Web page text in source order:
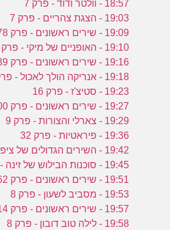
18:57 - וולטר ודוד - פרק 7
19:03 - הצגת צהריים - פרק 7
19:09 - שירים ראשונים - פרק 78
19:10 - האופניים של מיקי - פרק 2
19:16 - שירים ראשונים - פרק 39
19:18 - אנריקה הולך לאכול - פרק 23
19:23 - סטיצ'ז - פרק 16
19:27 - שירים ראשונים - פרק 100
19:29 - צארלי והצורות - פרק 9
19:36 - פיראטיות - פרק 32
19:42 - השירים הגדולים של ציפיצפונת - פרק 1
19:45 - סוכנות הבילוש של זינה - פרק 3
19:51 - שירים ראשונים - פרק 62
19:53 - מסביב לשעון - פרק 8
19:57 - שירים ראשונים - פרק 14
19:58 - לילה טוב דובון - פרק 8